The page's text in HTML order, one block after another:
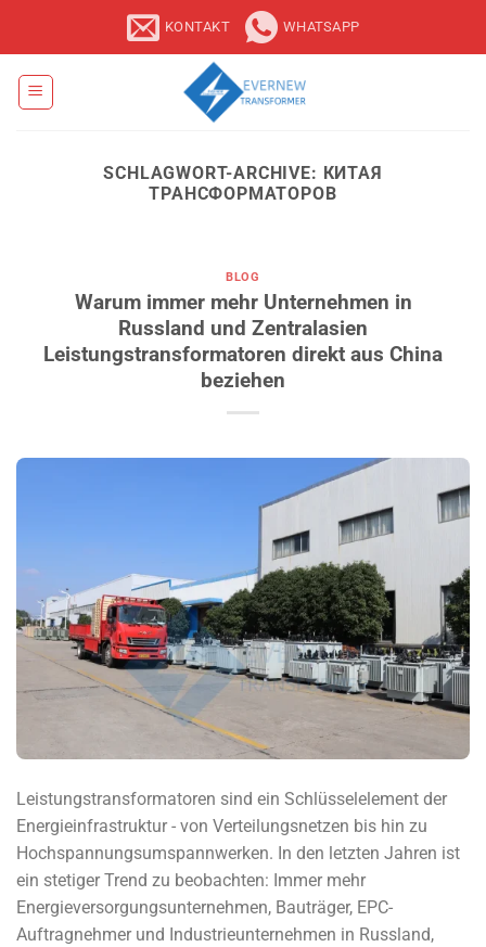
KONTAKT WHATSAPP
SCHLAGWORT-ARCHIVE: КИТАЯ
ТРАНСФОРМАТОРОВ
BLOG
Warum immer mehr Unternehmen in
Russland und Zentralasien
Leistungstransformatoren direkt aus China
beziehen
Leistungstransformatoren sind ein Schlüsselelement der
Energieinfrastruktur - von Verteilungsnetzen bis hin zu
Hochspannungsumspannwerken. In den letzten Jahren ist
ein stetiger Trend zu beobachten: Immer mehr
Energieversorgungsunternehmen, Bauträger, EPC-
Auftragnehmer und Industrieunternehmen in Russland,